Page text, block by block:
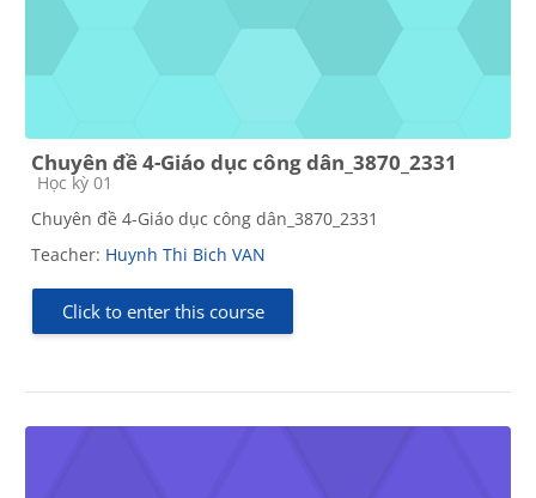
Chuyên đề 4-Giáo dục công dân_3870_2331
Course category
Học kỳ 01
Chuyên đề 4-Giáo dục công dân_3870_2331
Teacher: Huynh Thi Bich VAN
Click to enter this course